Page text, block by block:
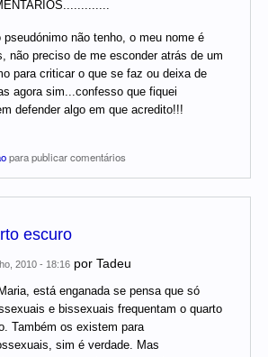
pseudónimo não tenho, o meu nome é
não preciso de me esconder atrás de um
para criticar o que se faz ou deixa de
agora sim...confesso que fiquei
defender algo em que acredito!!!
para publicar comentários
escuro
2010 - 18:16 por Tadeu
está enganada se pensa que só
e bissexuais frequentam o quarto
Também os existem para
sim é verdade. Mas